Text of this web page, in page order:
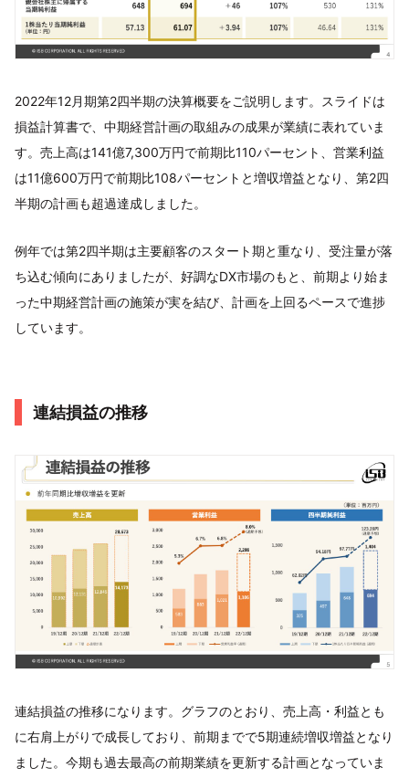
2022年12月期第2四半期の決算概要をご説明します。スライドは
損益計算書で、中期経営計画の取組みの成果が業績に表れていま
す。売上高は141億7,300万円で前期比110パーセント、営業利益
は11億600万円で前期比108パーセントと増収増益となり、第2四
半期の計画も超過達成しました。
例年では第2四半期は主要顧客のスタート期と重なり、受注量が落
ち込む傾向にありましたが、好調なDX市場のもと、前期より始ま
った中期経営計画の施策が実を結び、計画を上回るペースで進捗
しています。
連結損益の推移
連結損益の推移になります。グラフのとおり、売上高・利益とも
に右肩上がりで成長しており、前期までで5期連続増収増益となり
ました。今期も過去最高の前期業績を更新する計画となっていま